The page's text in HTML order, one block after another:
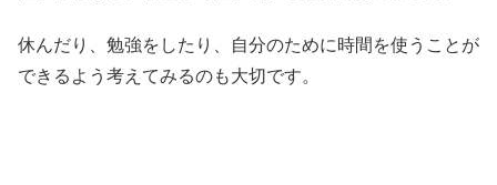
休んだり、勉強をしたり、自分のために時間を使うことが
できるよう考えてみるのも大切です。